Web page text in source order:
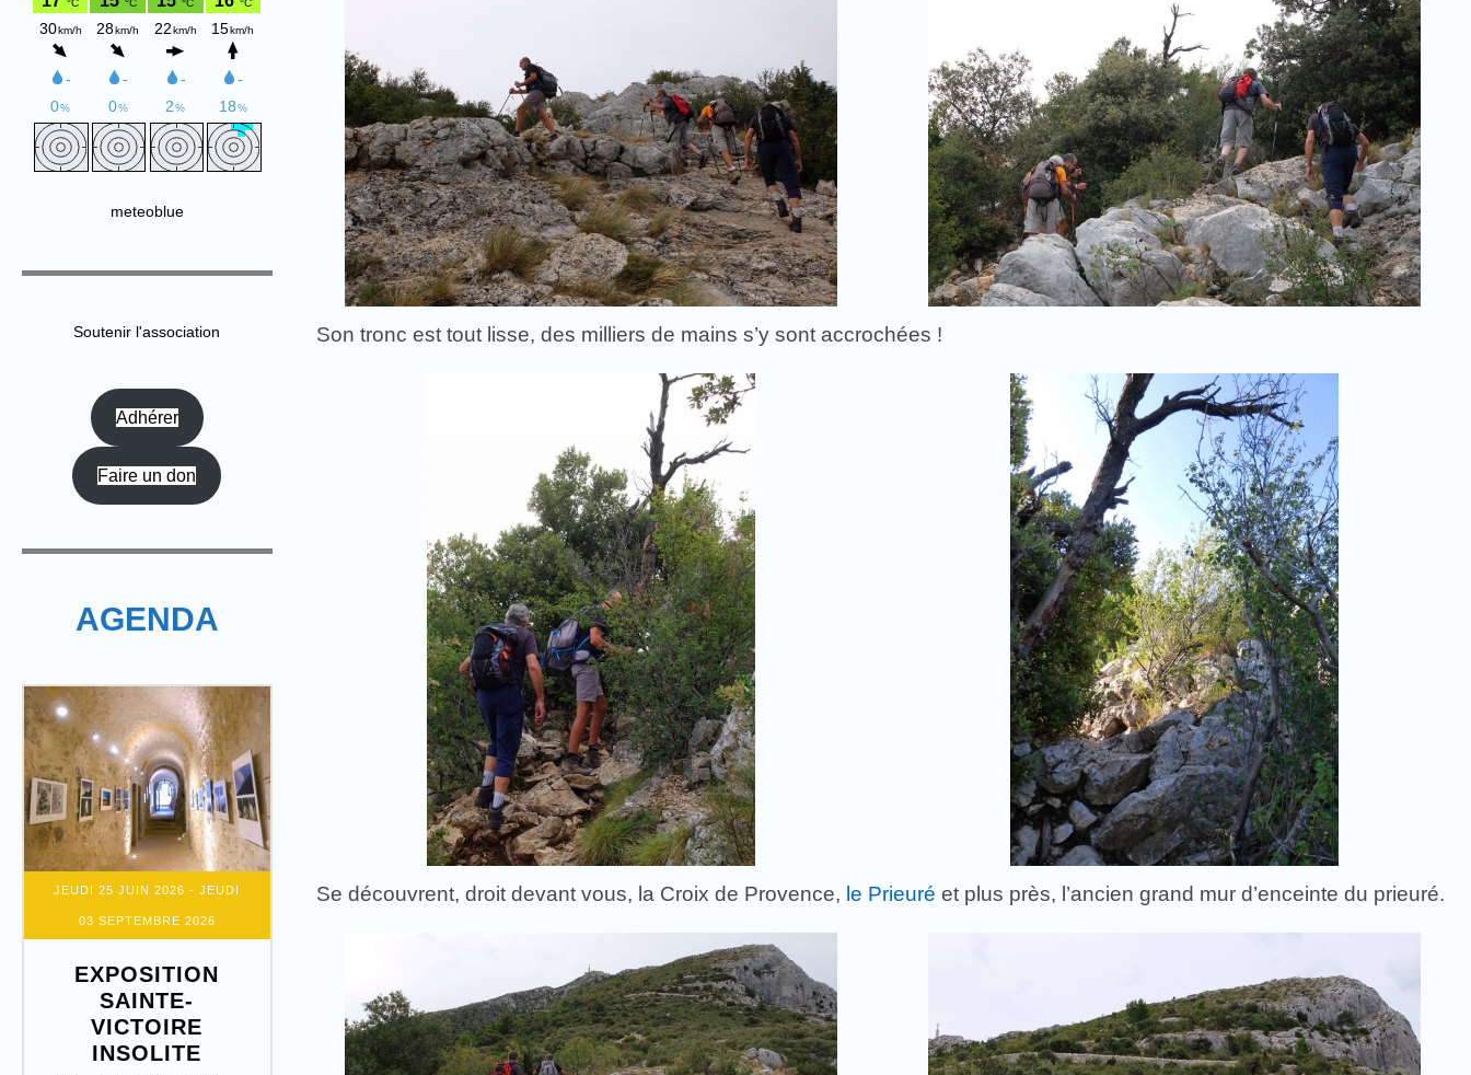
Son tronc est tout lisse, des milliers de mains s’y sont accrochées !
Se découvrent, droit devant vous, la Croix de Provence, le Prieuré et plus près, l’ancien grand mur d’enceinte du prieuré.
meteoblue
Soutenir l'association
Adhérer
Faire un don
AGENDA
JEUDI 25 JUIN 2026 - JEUDI
03 SEPTEMBRE 2026
EXPOSITION
SAINTE-
VICTOIRE
INSOLITE